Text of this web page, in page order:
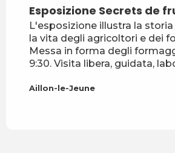
Esposizione Secrets de
L'esposizione illustra la
la vita degli agricoltori e dei
Messa in forma degli
9:30. Visita libera, guidata,
Aillon-le-Jeune